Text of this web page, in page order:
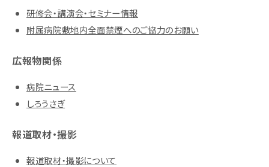
研修会・講演会・セミナー情報
附属病院敷地内全面禁煙へのご協力のお願い
広報物関係
病院ニュース
しろうさぎ
報道取材・撮影
報道取材・撮影について